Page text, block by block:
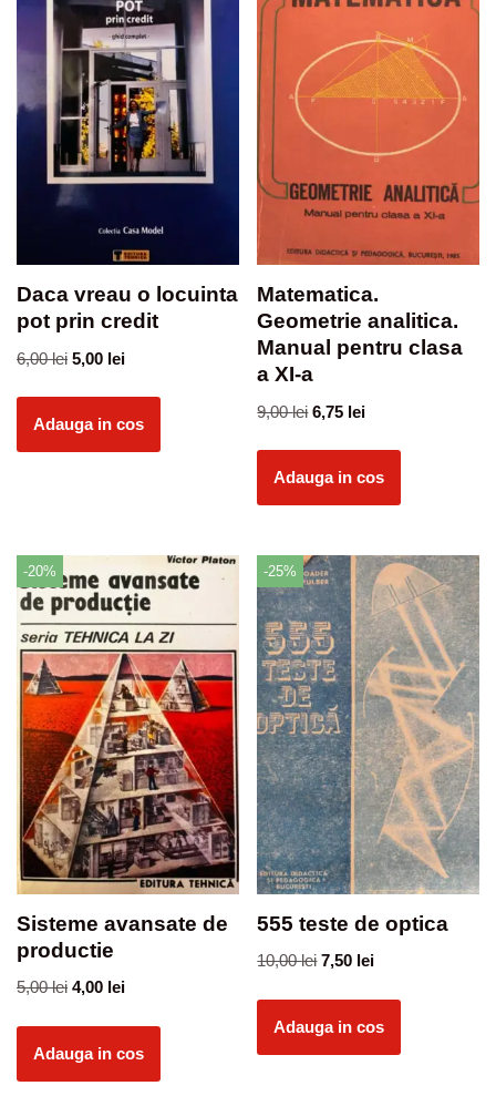
Daca vreau o locuinta
pot prin credit
6,00lei 5,00 lei
Adauga in cos
Matematica.
Geometrie analitica.
Manual pentru clasa
a XI-a
9,00lei 6,75 lei
Adauga in cos
-20%
Sisteme avansate de
productie
5,00lei 4,00 lei
Adauga in cos
-25%
555 teste de optica
10,00lei 7,50 lei
Adauga in cos